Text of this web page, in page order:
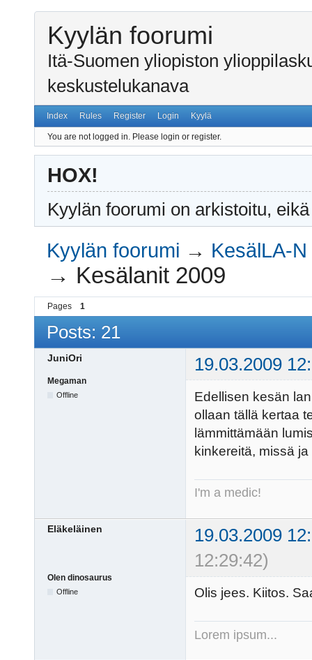
Kyylän foorumi
Itä-Suomen yliopiston
keskustelukanava
Index Rules Register Login Kyylä
You are not logged in. Please login or register.
HOX!
Kyylän foorumi on arkistoitu,
Kyylän foorumi → KesälLA-
→ Kesälanit 2009
Pages 1
Posts: 21
JuniOri 19.03.2009
Megaman
Offline
Edellisen kesän
ollaan tällä kertaa
lämmittämään
kinkereitä, missä
I'm a medic!
Eläkeläinen
19.03.2009
12:29:42)
Olen dinosaurus
Offline Olis jees. Kiitos.
Lorem ipsum...